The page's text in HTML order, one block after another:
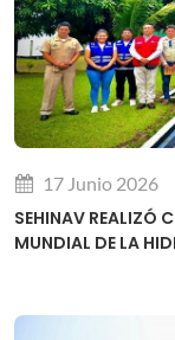
17 Junio 2026
SEHINAV REALIZÓ
MUNDIAL DE LA